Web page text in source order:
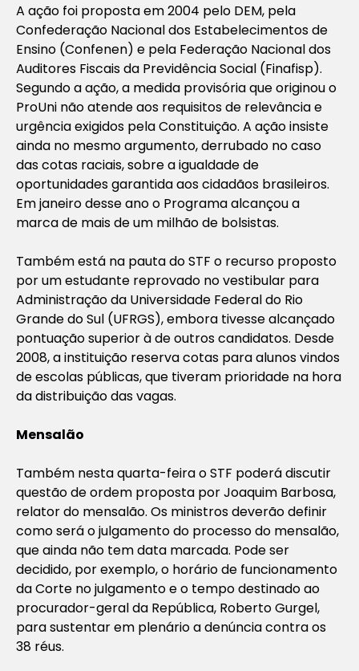
A ação foi proposta em 2004 pelo DEM, pela
Confederação Nacional dos Estabelecimentos de
Ensino (Confenen) e pela Federação Nacional dos
Auditores Fiscais da Previdência Social (Finafisp).
Segundo a ação, a medida provisória que originou o
ProUni não atende aos requisitos de relevância e
urgência exigidos pela Constituição. A ação insiste
ainda no mesmo argumento, derrubado no caso
das cotas raciais, sobre a igualdade de
oportunidades garantida aos cidadãos brasileiros.
Em janeiro desse ano o Programa alcançou a
marca de mais de um milhão de bolsistas.
Também está na pauta do STF o recurso proposto
por um estudante reprovado no vestibular para
Administração da Universidade Federal do Rio
Grande do Sul (UFRGS), embora tivesse alcançado
pontuação superior à de outros candidatos. Desde
2008, a instituição reserva cotas para alunos vindos
de escolas públicas, que tiveram prioridade na hora
da distribuição das vagas.
Mensalão
Também nesta quarta-feira o STF poderá discutir
questão de ordem proposta por Joaquim Barbosa,
relator do mensalão. Os ministros deverão definir
como será o julgamento do processo do mensalão,
que ainda não tem data marcada. Pode ser
decidido, por exemplo, o horário de funcionamento
da Corte no julgamento e o tempo destinado ao
procurador-geral da República, Roberto Gurgel,
para sustentar em plenário a denúncia contra os
38 réus.